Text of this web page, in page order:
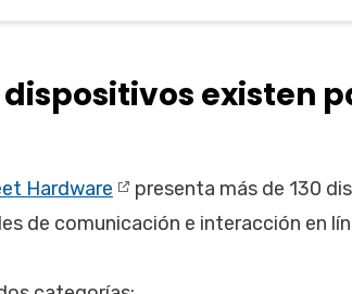
existen
Hardware
presenta más de 130
de comunicación e interacción en